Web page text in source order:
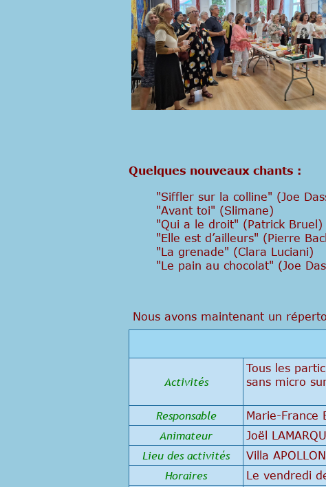
Quelques nouveaux chants :
"Siffler sur la colline" (Joe
"Avant toi" (Slimane)
"Qui a le droit" (Patrick Bruel)
"Elle est d’ailleurs" (Pierre
"La grenade" (Clara Luciani)
"Le pain au chocolat" (Joe
Nous avons maintenant un
Activités
Tous les
sans micro
Responsable Marie-France
Animateur Joël
Lieu des activités Villa
Horaires Le vendredi